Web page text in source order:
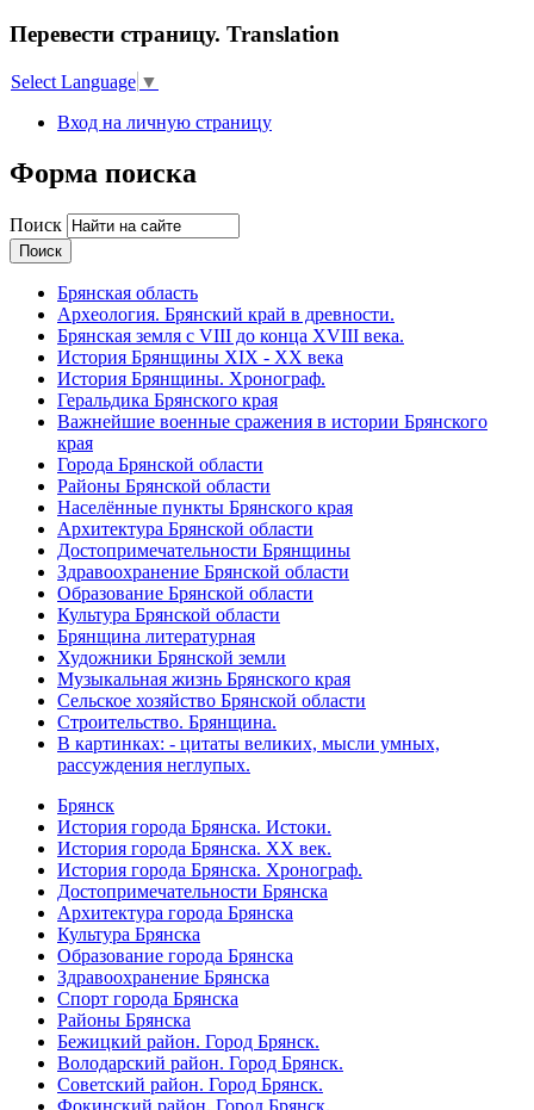
Перевести страницу. Translation
Select Language ▼
Вход на личную страницу
Форма поиска
Поиск
Брянская область
Археология. Брянский край в древности.
Брянская земля с VIII до конца XVIII века.
История Брянщины XIX - XX века
История Брянщины. Хронограф.
Геральдика Брянского края
Важнейшие военные сражения в истории Брянского
края
Города Брянской области
Районы Брянской области
Населённые пункты Брянского края
Архитектура Брянской области
Достопримечательности Брянщины
Здравоохранение Брянской области
Образование Брянской области
Культура Брянской области
Брянщина литературная
Художники Брянской земли
Музыкальная жизнь Брянского края
Сельское хозяйство Брянской области
Строительство. Брянщина.
В картинках: - цитаты великих, мысли умных,
рассуждения неглупых.
Брянск
История города Брянска. Истоки.
История города Брянска. XX век.
История города Брянска. Хронограф.
Достопримечательности Брянска
Архитектура города Брянска
Культура Брянска
Образование города Брянска
Здравоохранение Брянска
Спорт города Брянска
Районы Брянска
Бежицкий район. Город Брянск.
Володарский район. Город Брянск.
Советский район. Город Брянск.
Фокинский район. Город Брянск.